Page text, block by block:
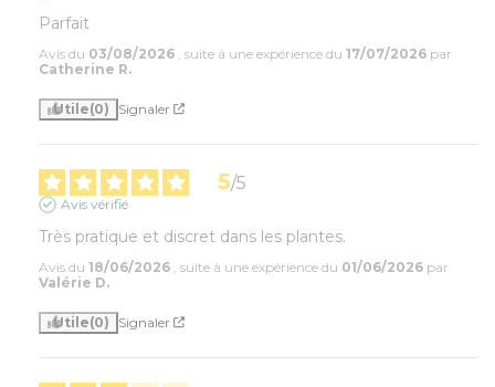
Parfait
Avis du 03/08/2026 , suite à une expérience du 17/07/2026 par
Catherine R.
Utile(0) Signaler
5/5
Avis vérifié
Très pratique et discret dans les plantes.
Avis du 18/06/2026 , suite à une expérience du 01/06/2026 par
Valérie D.
Utile(0) Signaler